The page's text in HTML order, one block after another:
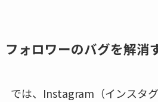
フォロワーのバグを解消
では、Instagram（インスタ